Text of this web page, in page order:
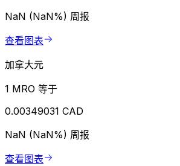
NaN (NaN%) 周报
查看图表
加拿大元
1 MRO 等于
0.00349031 CAD
NaN (NaN%) 周报
查看图表